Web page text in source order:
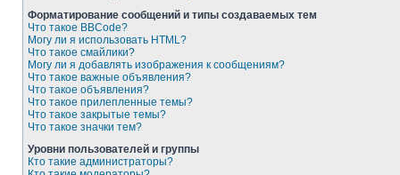
Форматирование сообщений и типы создаваемых тем
Что такое BBCode?
Могу ли я использовать HTML?
Что такое смайлики?
Могу ли я добавлять изображения к сообщениям?
Что такое важные объявления?
Что такое объявления?
Что такое прилепленные темы?
Что такое закрытые темы?
Что такое значки тем?
Уровни пользователей и группы
Кто такие администраторы?